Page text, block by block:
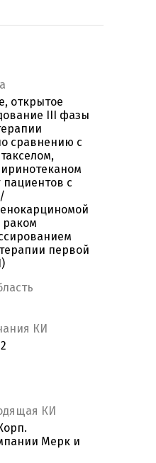
открытое
III фазы
сравнению с
с
раком
первой
КИ
КИ
Мерк и